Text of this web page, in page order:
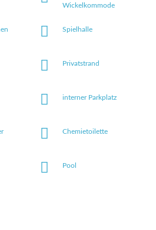
Wickelkommode
Spielhalle
Privatstrand
interner Parkplatz
Chemietoilette
Pool